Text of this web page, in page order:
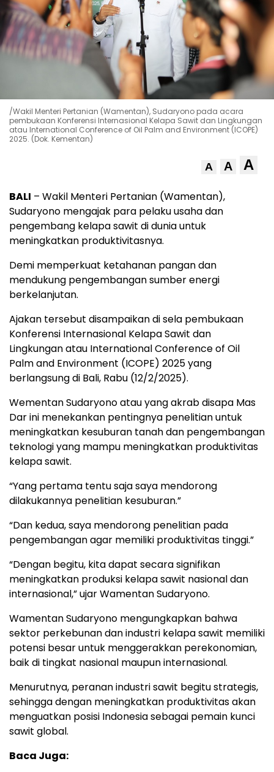
/Wakil Menteri Pertanian (Wamentan), Sudaryono pada acara
pembukaan Konferensi Internasional Kelapa Sawit dan Lingkungan
atau International Conference of Oil Palm and Environment (ICOPE)
2025. (Dok. Kementan)
A A A
BALI – Wakil Menteri Pertanian (Wamentan),
Sudaryono mengajak para pelaku usaha dan
pengembang kelapa sawit di dunia untuk
meningkatkan produktivitasnya.
Demi memperkuat ketahanan pangan dan
mendukung pengembangan sumber energi
berkelanjutan.
Ajakan tersebut disampaikan di sela pembukaan
Konferensi Internasional Kelapa Sawit dan
Lingkungan atau International Conference of Oil
Palm and Environment (ICOPE) 2025 yang
berlangsung di Bali, Rabu (12/2/2025).
Wementan Sudaryono atau yang akrab disapa Mas
Dar ini menekankan pentingnya penelitian untuk
meningkatkan kesuburan tanah dan pengembangan
teknologi yang mampu meningkatkan produktivitas
kelapa sawit.
“Yang pertama tentu saja saya mendorong
dilakukannya penelitian kesuburan.”
“Dan kedua, saya mendorong penelitian pada
pengembangan agar memiliki produktivitas tinggi.”
“Dengan begitu, kita dapat secara signifikan
meningkatkan produksi kelapa sawit nasional dan
internasional,” ujar Wamentan Sudaryono.
Wamentan Sudaryono mengungkapkan bahwa
sektor perkebunan dan industri kelapa sawit memiliki
potensi besar untuk menggerakkan perekonomian,
baik di tingkat nasional maupun internasional.
Menurutnya, peranan industri sawit begitu strategis,
sehingga dengan meningkatkan produktivitas akan
menguatkan posisi Indonesia sebagai pemain kunci
sawit global.
Baca Juga: